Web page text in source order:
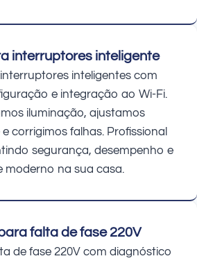
interruptores inteligente
inteligentes com
e integração ao Wi-Fi.
iluminação, ajustamos
corrigimos falhas. Profissional
segurança, desempenho e
moderno na sua casa.
falta de fase 220V
de fase 220V com diagnóstico